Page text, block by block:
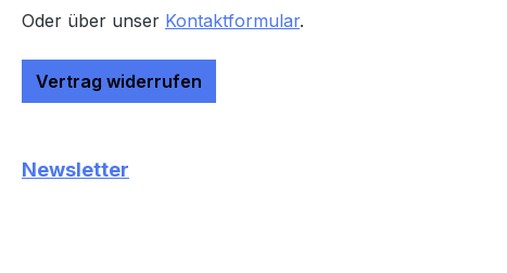
Oder über unser Kontaktformular.
Vertrag widerrufen
Newsletter